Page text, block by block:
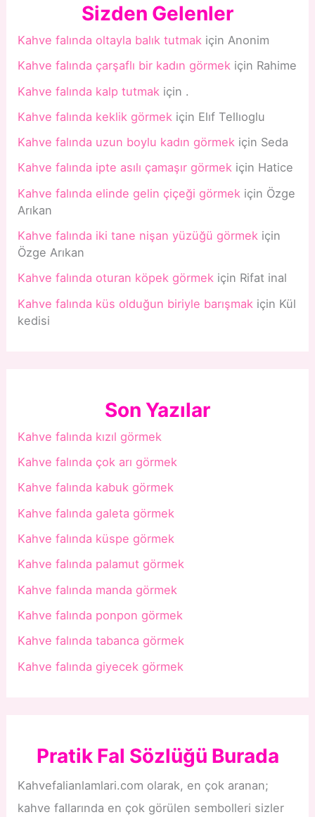
Sizden Gelenler
Kahve falında oltayla balık tutmak için Anonim
Kahve falında çarşaflı bir kadın görmek için Rahime
Kahve falında kalp tutmak için .
Kahve falında keklik görmek için Elıf Tellıoglu
Kahve falında uzun boylu kadın görmek için Seda
Kahve falında ipte asılı çamaşır görmek için Hatice
Kahve falında elinde gelin çiçeği görmek için Özge
Arıkan
Kahve falında iki tane nişan yüzüğü görmek için
Özge Arıkan
Kahve falında oturan köpek görmek için Rifat inal
Kahve falında küs olduğun biriyle barışmak için Kül
kedisi
Son Yazılar
Kahve falında kızıl görmek
Kahve falında çok arı görmek
Kahve falında kabuk görmek
Kahve falında galeta görmek
Kahve falında küspe görmek
Kahve falında palamut görmek
Kahve falında manda görmek
Kahve falında ponpon görmek
Kahve falında tabanca görmek
Kahve falında giyecek görmek
Pratik Fal Sözlüğü Burada
Kahvefalianlamlari.com olarak, en çok aranan;
kahve fallarında en çok görülen sembolleri sizler